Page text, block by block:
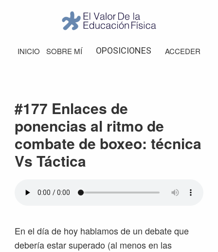
navegación
principal
barra
Valor
de
INICIO SOBRE MÍ OPOSICIONES ACCEDER
#177 Enlaces de
ponencias al ritmo de
combate de boxeo: técnica
Vs Táctica
En el día de hoy hablamos de un debate que
debería estar superado (al menos en las